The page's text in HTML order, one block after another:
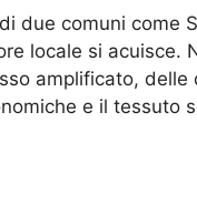
due comuni come
locale si
amplificato,
e il tessuto